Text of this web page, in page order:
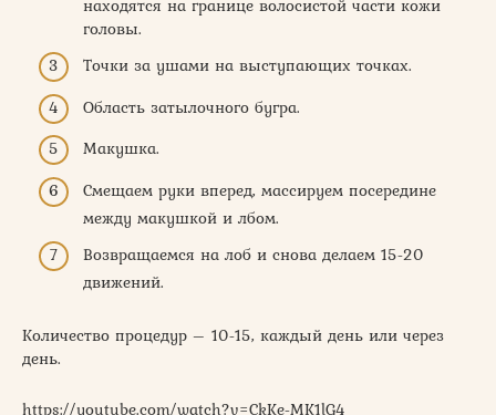
находятся на границе волосистой части кожи
головы.
Точки за ушами на выступающих точках.
Область затылочного бугра.
Макушка.
Смещаем руки вперед, массируем посередине
между макушкой и лбом.
Возвращаемся на лоб и снова делаем 15-20
движений.
Количество процедур – 10-15, каждый день или через
день.
https://youtube.com/watch?v=CkKe-MK1lG4